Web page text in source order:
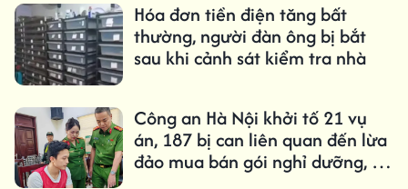
Hóa đơn tiền điện tăng bất
thường, người đàn ông bị bắt
sau khi cảnh sát kiểm tra nhà
Công an Hà Nội khởi tố 21 vụ
án, 187 bị can liên quan đến lừa
đảo mua bán gói nghỉ dưỡng, du